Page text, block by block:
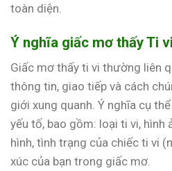
toàn diện.
Ý nghĩa giấc mơ thấy Ti vi
Giấc mơ thấy ti vi thường liên
thông tin, giao tiếp và cách
giới xung quanh. Ý nghĩa cụ
yếu tố, bao gồm: loại ti vi, hình
hình, tình trạng của chiếc ti vi
xúc của bạn trong giấc mơ.